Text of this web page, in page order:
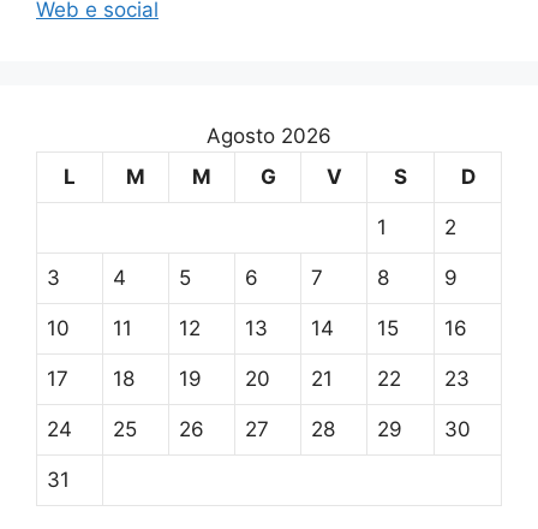
Web e social
Agosto 2026
L
M M G V S D
1 2
3 4 5 6 7 8 9
10 11 12 13 14 15 16
17 18 19 20 21 22 23
24 25 26 27 28 29 30
31